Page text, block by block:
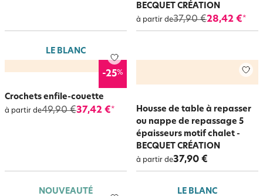
BECQUET CRÉATION
à partir de37,90 €28,42 €*
LE BLANC
-25%
Crochets enfile-couette
à partir de49,90 €37,42 €*
Housse de table à repasser
ou nappe de repassage 5
épaisseurs motif chalet -
BECQUET CRÉATION
à partir de37,90 €
NOUVEAUTÉ LE BLANC